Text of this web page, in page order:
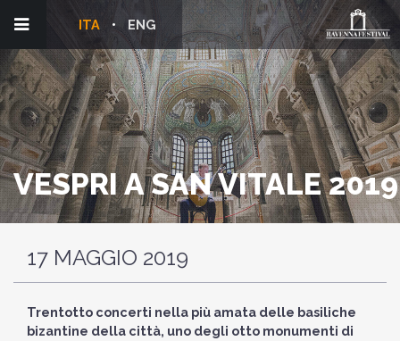
ENG
ITA
VESPRI A SAN VITALE 2019
17 MAGGIO 2019
Trentotto concerti nella più amata delle basiliche
bizantine della città, uno degli otto monumenti di